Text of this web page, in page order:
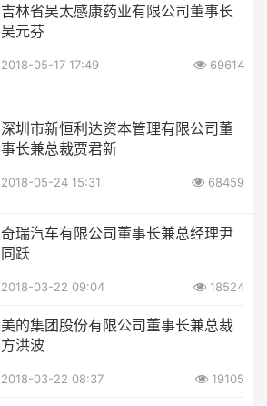
吉林省吴太感康药业有限公司董事长
吴元芬
2018-05-17 17:49 69614
深圳市新恒利达资本管理有限公司董
事长兼总裁贾君新
2018-05-24 15:31 68459
奇瑞汽车有限公司董事长兼总经理尹
同跃
2018-03-22 09:04 18524
美的集团股份有限公司董事长兼总裁
方洪波
2018-03-22 08:37 19105